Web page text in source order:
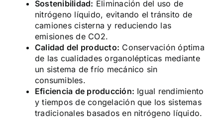
Sostenibilidad: Eliminación del uso de
nitrógeno líquido, evitando el tránsito de
camiones cisterna y reduciendo las
emisiones de CO2.
Calidad del producto: Conservación óptima
de las cualidades organolépticas mediante
un sistema de frío mecánico sin
consumibles.
Eficiencia de producción: Igual rendimiento
y tiempos de congelación que los sistemas
tradicionales basados en nitrógeno líquido.